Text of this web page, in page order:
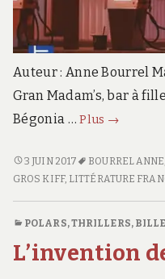
Auteur : Anne Bourrel
Gran Madam’s, bar à
Bégonia …Plus Gran
→
GRAN
MADAM’S
3 JUIN 2017 BOURREL ANNE
GROS KIFF, LITTÉRATURE
POLARS, THRILLERS,
L’invention